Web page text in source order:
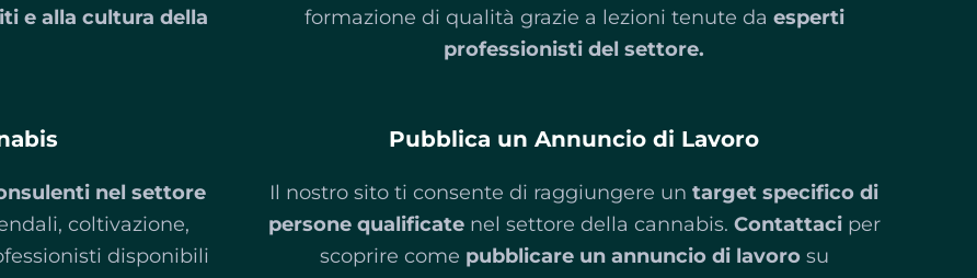
e alla cultura della
formazione di qualità grazie a lezioni tenute da esperti
professionisti del settore.
nel settore
coltivazione,
disponibili
Pubblica un Annuncio di Lavoro
Il nostro sito ti consente di raggiungere untarget specifico di
persone qualificatenel settore della cannabis. Contattaci per
scoprire come pubblicare un annuncio di lavorosu